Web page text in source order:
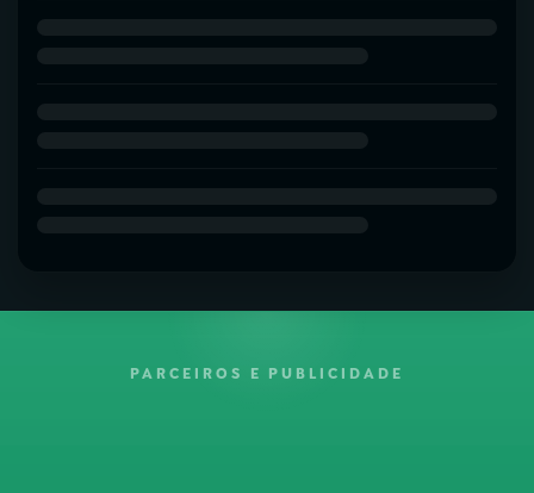
PARCEIROS E PUBLICIDADE